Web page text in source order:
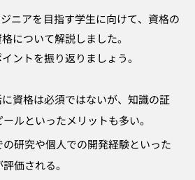
ニアを目指す学生に向けて、資格の
について解説しました。
ントを振り返りましょう。
資格は必須ではないが、知識の証
ルといったメリットも多い。
研究や個人での開発経験といった
評価される。